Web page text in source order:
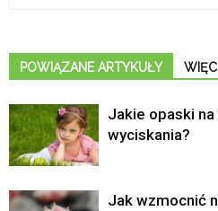
POWIĄZANE ARTYKUŁY
Jakie opaski
wyciskania?
Jak wzmocnić